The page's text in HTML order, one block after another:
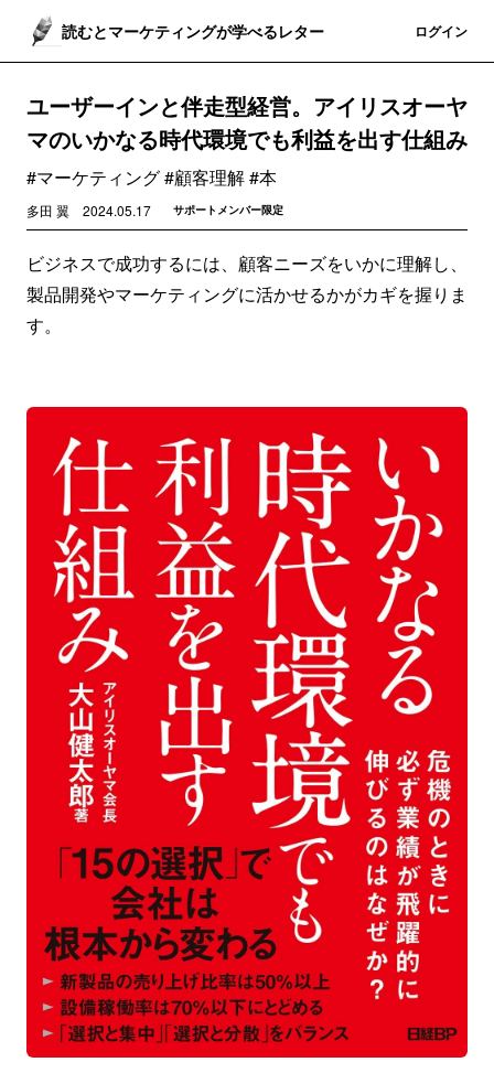
読むとマーケティングが学べるレター ログイン
ユーザーインと伴走型経営。アイリスオーヤ
マのいかなる時代環境でも利益を出す仕組み
#マーケティング #顧客理解 #本
多田 翼 2024.05.17 サポートメンバー限定
ビジネスで成功するには、顧客ニーズをいかに理解し、
製品開発やマーケティングに活かせるかがカギを握りま
す。